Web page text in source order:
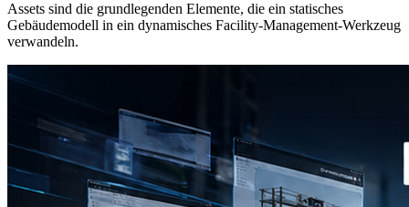
Assets sind die grundlegenden Elemente, die ein statisches
Gebäudemodell in ein dynamisches Facility-Management-Werkzeug
verwandeln.